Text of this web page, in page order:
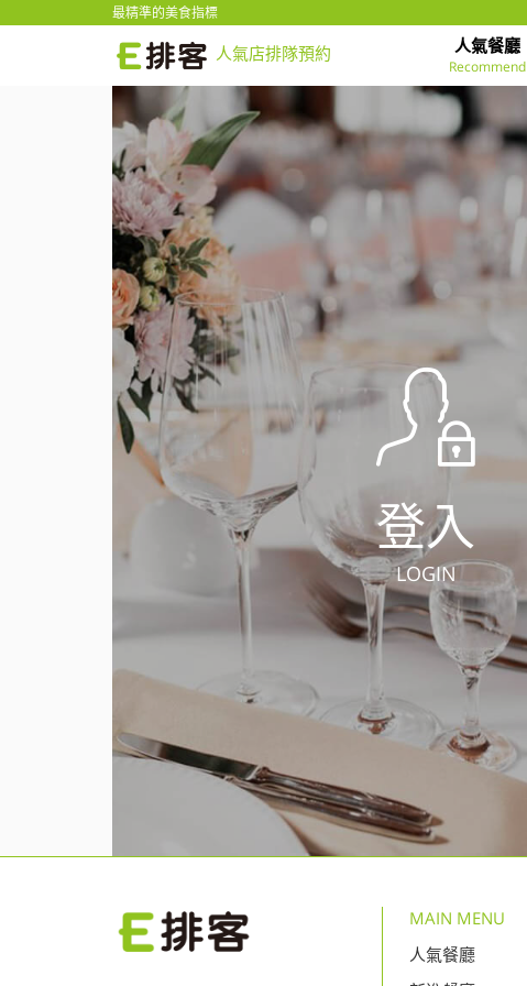
最精準的美食指標
人氣店排隊預約 人氣餐廳
Recommend
登入
LOGIN
MAIN MENU
人氣餐廳